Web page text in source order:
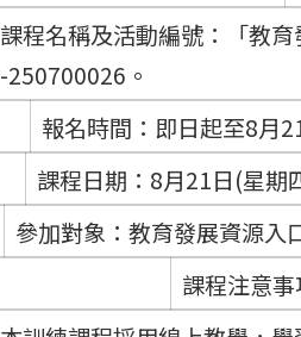
課程名稱及活動編號：「教
-250700026。
報名時間：即日起至8月
課程日期：8月21日(星期
參加對象：教育發展資源入
課程注意事